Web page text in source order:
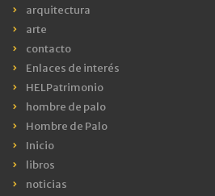
arquitectura
arte
contacto
Enlaces de interés
HELPatrimonio
hombre de palo
Hombre de Palo
Inicio
libros
noticias